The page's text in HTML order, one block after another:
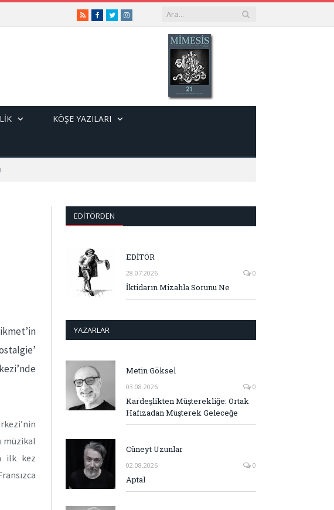
RSSFacebook
TwitterInstagram
KÖŞE YAZILARI
müzikal
ilk kez
EDITÖRDEN
EDİTÖR
28.07.2026 0
İktidarın Mizahla Sorunu Ne
YAZARLAR
Metin Göksel
03.08.2026 0
Kardeşlikten Müşterekliğe: Ortak
Hafızadan Müşterek Geleceğe
Cüneyt Uzunlar
02.08.2026 0
Aptal